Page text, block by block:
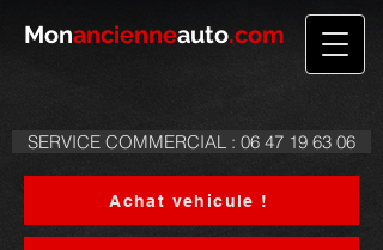
Monancienneauto.com
SERVICE COMMERCIAL : 06 47 19 63 06
Achat vehicule !